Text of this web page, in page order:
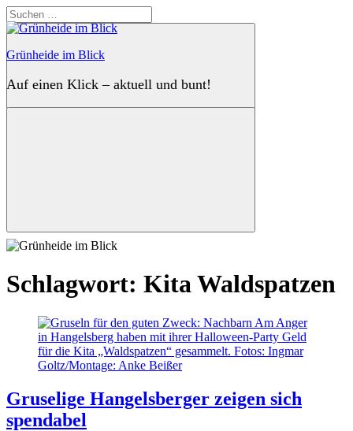
Zum
Inhalt
Grünheide im Blick
Auf einen Klick – aktuell und bunt!
Suchen
nach:
Schlagwort: Kita Waldspatzen
Gruselige Hangelsberger zeigen sich
spendabel